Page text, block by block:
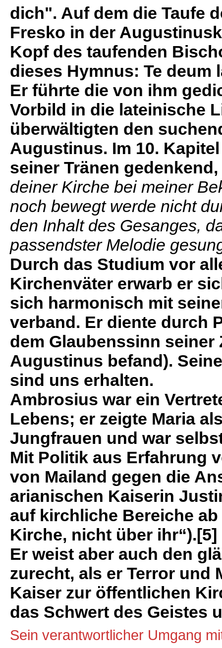
dich". Auf dem die Taufe
Fresko in der
Kopf des taufenden
dieses Hymnus: Te deum
Er führte die von ihm
Vorbild in die lateinische
überwältigten den
Augustinus. Im 10.
seiner Tränen gedenkend,
deiner Kirche bei meiner
noch bewegt werde nicht
den Inhalt des Gesanges,
passendster Melodie
Durch das Studium vor
Kirchenväter erwarb er
sich harmonisch mit
verband. Er diente durch
dem Glaubenssinn
Augustinus befand).
sind uns erhalten.
Ambrosius war ein
Lebens; er zeigte Maria
Jungfrauen und war
Mit Politik aus Erfahrung
von Mailand gegen die
arianischen Kaiserin
auf kirchliche Bereiche
Kirche, nicht über ihr“).[5]
Er weist aber auch den
zurecht, als er Terror und
Kaiser zur öffentlichen
das Schwert des Geistes
Sein verantwortlicher Umgang